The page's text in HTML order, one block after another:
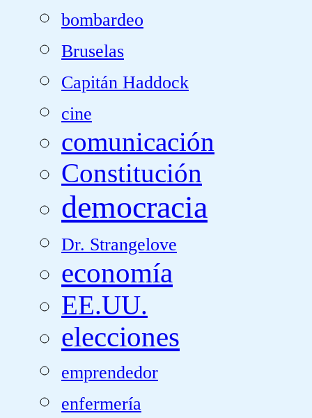
bombardeo
Bruselas
Capitán Haddock
cine
comunicación
Constitución
democracia
Dr. Strangelove
economía
EE.UU.
elecciones
emprendedor
enfermería